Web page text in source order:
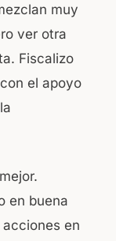
muy
ver otra
Fiscalizo
el apoyo
en buena
en